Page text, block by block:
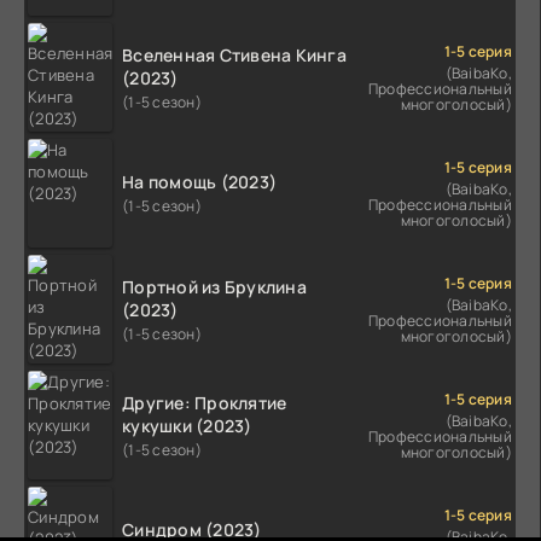
Вселенная Стивена Кинга
(2023)
(1-5 сезон)
1-5 серия
(BaibaKo,
Профессиональный
многоголосый)
На помощь (2023)
(1-5 сезон)
1-5 серия
(BaibaKo,
Профессиональный
многоголосый)
Портной из Бруклина
(2023)
(1-5 сезон)
1-5 серия
(BaibaKo,
Профессиональный
многоголосый)
Другие: Проклятие
кукушки (2023)
(1-5 сезон)
1-5 серия
(BaibaKo,
Профессиональный
многоголосый)
Синдром (2023)
1-5 серия
(BaibaKo,